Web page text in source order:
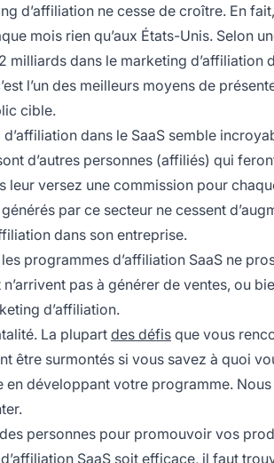
d’affiliation ne cesse de croître. En
mois rien qu’aux États-Unis. Selon
milliards dans le marketing d’affiliation
l’un des meilleurs moyens de
cible.
dans le SaaS semble
d’autres personnes (affiliés) qui
leur versez une commission pour
par ce secteur ne cessent
dans son entreprise.
programmes d’affiliation SaaS ne
pas à générer de ventes, ou
d’affiliation.
La plupart des défis que vous
être surmontés si vous savez à quoi
développant votre programme.
des personnes pour promouvoir vos
SaaS soit efficace, il faut